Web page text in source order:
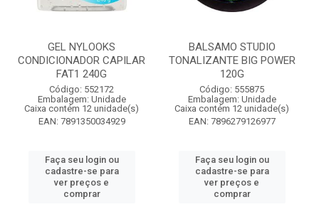
GEL NYLOOKS
CONDICIONADOR CAPILAR
FAT1 240G
Código: 552172
Embalagem: Unidade
Caixa contém 12 unidade(s)
EAN: 7891350034929
Faça seu login ou
cadastre-se para
ver preços e
comprar
BALSAMO STUDIO
TONALIZANTE BIG POWER
120G
Código: 555875
Embalagem: Unidade
Caixa contém 12 unidade(s)
EAN: 7896279126977
Faça seu login ou
cadastre-se para
ver preços e
comprar